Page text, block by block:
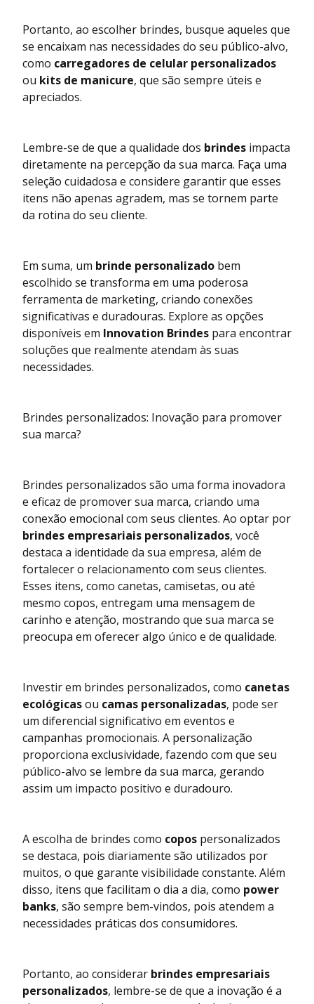
Portanto, ao escolher brindes, busque aqueles que
se encaixam nas necessidades do seu público-alvo,
como carregadores de celular personalizados
ou kits de manicure, que são sempre úteis e
apreciados.
Lembre-se de que a qualidade dos brindes impacta
diretamente na percepção da sua marca. Faça uma
seleção cuidadosa e considere garantir que esses
itens não apenas agradem, mas se tornem parte
da rotina do seu cliente.
Em suma, um brinde personalizado bem
escolhido se transforma em uma poderosa
ferramenta de marketing, criando conexões
significativas e duradouras. Explore as opções
disponíveis em Innovation Brindes para encontrar
soluções que realmente atendam às suas
necessidades.
Brindes personalizados: Inovação para promover
sua marca?
Brindes personalizados são uma forma inovadora
e eficaz de promover sua marca, criando uma
conexão emocional com seus clientes. Ao optar por
brindes empresariais personalizados, você
destaca a identidade da sua empresa, além de
fortalecer o relacionamento com seus clientes.
Esses itens, como canetas, camisetas, ou até
mesmo copos, entregam uma mensagem de
carinho e atenção, mostrando que sua marca se
preocupa em oferecer algo único e de qualidade.
Investir em brindes personalizados, como canetas
ecológicasou camas personalizadas, pode ser
um diferencial significativo em eventos e
campanhas promocionais. A personalização
proporciona exclusividade, fazendo com que seu
público-alvo se lembre da sua marca, gerando
assim um impacto positivo e duradouro.
A escolha de brindes como copos personalizados
se destaca, pois diariamente são utilizados por
muitos, o que garante visibilidade constante. Além
disso, itens que facilitam o dia a dia, como power
banks, são sempre bem-vindos, pois atendem a
necessidades práticas dos consumidores.
Portanto, ao considerar brindes empresariais
personalizados, lembre-se de que a inovação é a